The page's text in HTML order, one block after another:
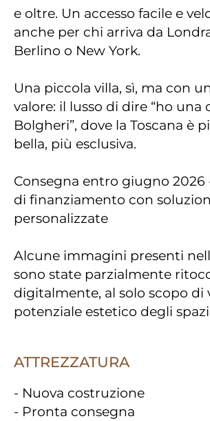
e oltre. Un accesso facile e
anche per chi arriva da
Berlino o New York.
Una piccola villa, sì, ma con
valore: il lusso di dire “ho una
Bolgheri”, dove la Toscana è
bella, più esclusiva.
Consegna entro giugno 2026
di finanziamento con
personalizzate
Alcune immagini presenti
sono state parzialmente
digitalmente, al solo scopo di
potenziale estetico degli
ATTREZZATURA
- Nuova costruzione
- Pronta consegna